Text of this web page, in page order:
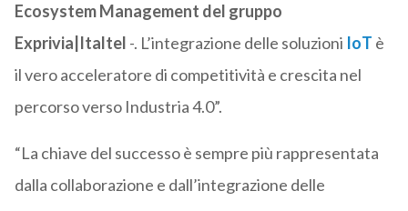
Ecosystem Management del gruppo
Exprivia|Italtel -. L’integrazione delle soluzioni IoT è
il vero acceleratore di competitività e crescita nel
percorso verso Industria 4.0”.
“La chiave del successo è sempre più rappresentata
dalla collaborazione e dall’integrazione delle